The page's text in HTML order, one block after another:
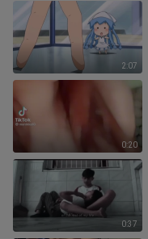
2:07
0:20
0:37